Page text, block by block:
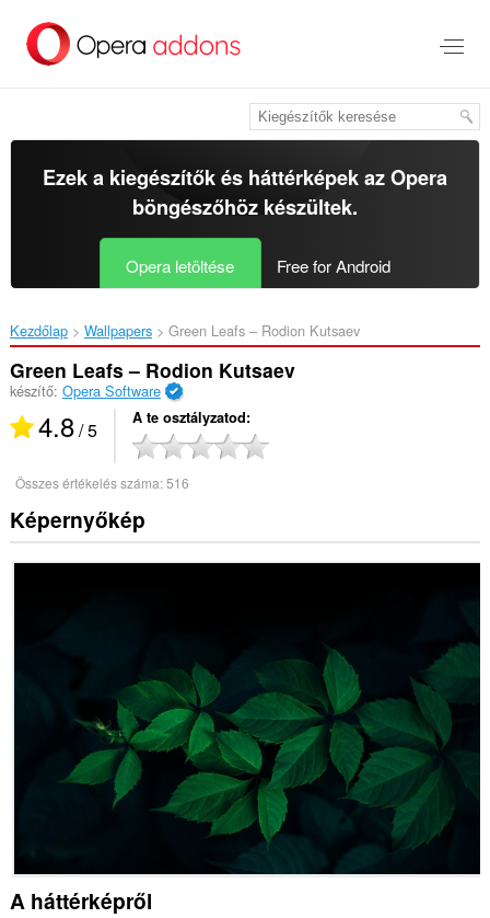
Ezek a kiegészítők és háttérképek azOpera
böngészőhözkészültek.
Opera letöltése Free for Android
Kezdőlap Wallpapers Green Leafs – Rodion Kutsaev‎
Green Leafs – Rodion Kutsaev
készítő: Opera Software
4.8/ 5 A te osztályzatod
Összes értékelés száma:516
Képernyőkép
A háttérképről